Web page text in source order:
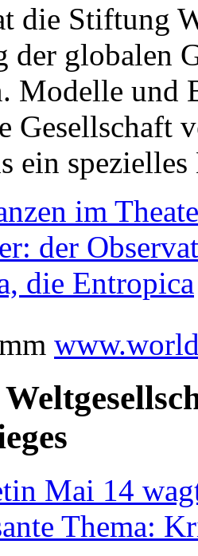
die Stiftung
globalen
Modelle und
Gesellschaft
ein
im
der
die Entropica
Mai 14
Thema: